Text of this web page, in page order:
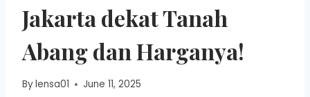
Jakarta dekat Tanah
Abang dan Harganya!
Bylensa01 June 11, 2025